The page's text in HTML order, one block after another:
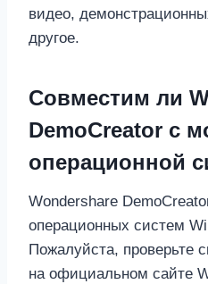
видео,
другое.
Совместим ли
DemoCreator с
операционной
Wondershare
операционных систем
Пожалуйста, проверьте
на официальном сайте